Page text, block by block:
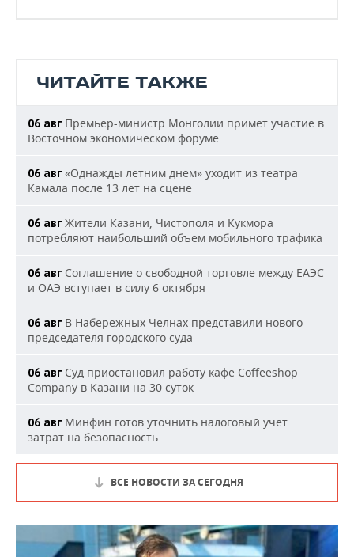
ЧИТАЙТЕ ТАКЖЕ
06 авг Премьер-министр Монголии примет участие в
Восточном экономическом форуме
06 авг «Однажды летним днем» уходит из театра
Камала после 13 лет на сцене
06 авг Жители Казани, Чистополя и Кукмора
потребляют наибольший объем мобильного трафика
06 авг Соглашение о свободной торговле между ЕАЭС
и ОАЭ вступает в силу 6 октября
06 авг В Набережных Челнах представили нового
председателя городского суда
06 авг Суд приостановил работу кафе Coffeeshop
Company в Казани на 30 суток
06 авг Минфин готов уточнить налоговый учет
затрат на безопасность
ВСЕ НОВОСТИ ЗА СЕГОДНЯ